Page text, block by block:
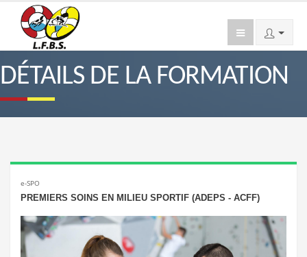
DÉTAILS DE LA FORMATION
e-SPO
PREMIERS SOINS EN MILIEU SPORTIF (ADEPS - ACFF)